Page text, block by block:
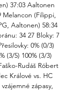
37:03 Aaltonen
Melancon (Filippi,
Aaltonen) 58:34
34 27 Bloky: 7
0% (0/3)
(3/5) 100% (3/3)
Rudáš Róbert
Králové vs. HC
zápasy,